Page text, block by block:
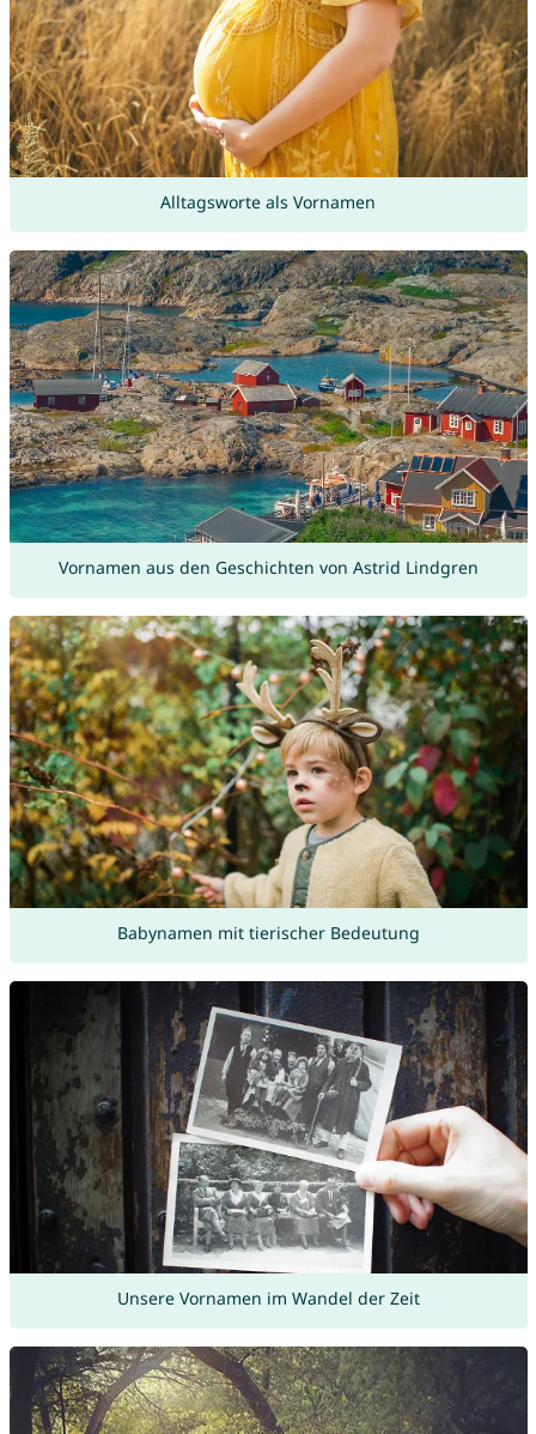
Alltagsworte als Vornamen
Vornamen aus den Geschichten von Astrid Lindgren
Babynamen mit tierischer Bedeutung
Unsere Vornamen im Wandel der Zeit